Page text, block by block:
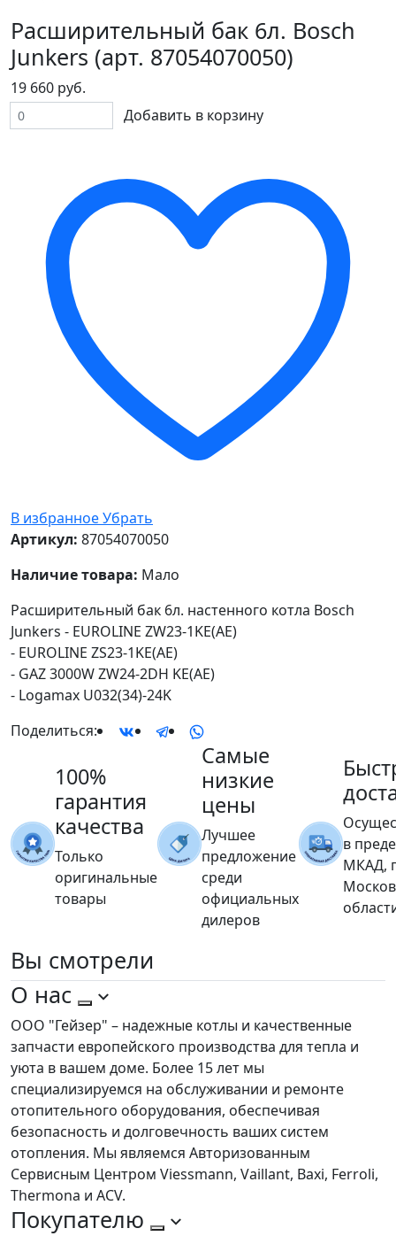
Расширительный бак 6л. Bosch
Junkers (арт. 87054070050)
19 660 руб.
Добавить в корзину
В избранноеУбрать
Артикул: 87054070050
Наличие товара: Мало
Расширительный бак 6л. настенного котла Bosch
Junkers - EUROLINE ZW23-1KE(AE)
- EUROLINE ZS23-1KE(AE)
- GAZ 3000W ZW24-2DH KE(AE)
- Logamax U032(34)-24K
Поделиться:
100%
гарантия
качества
Только
оригинальные
товары
Самые
низкие
цены
Лучшее
предложение
среди
официальных
дилеров
в
МКАД,
Вы смотрели
О нас
ООО "Гейзер" – надежные котлы и качественные
запчасти европейского производства для тепла и
уюта в вашем доме. Более 15 лет мы
специализируемся на обслуживании и ремонте
отопительного оборудования, обеспечивая
безопасность и долговечность ваших систем
отопления. Мы являемся Авторизованным
Сервисным Центром Viessmann, Vaillant, Baxi, Ferroli,
Thermona и ACV.
Покупателю